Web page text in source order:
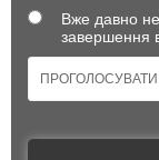
Вже давно
завершення